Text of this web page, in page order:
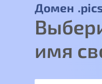
Домен
имя